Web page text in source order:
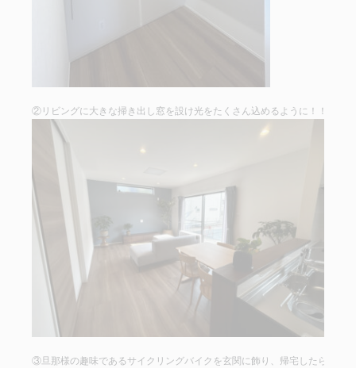
③旦那様の趣味であるサイクリングバイクを玄関に飾り、帰宅したら癒さ